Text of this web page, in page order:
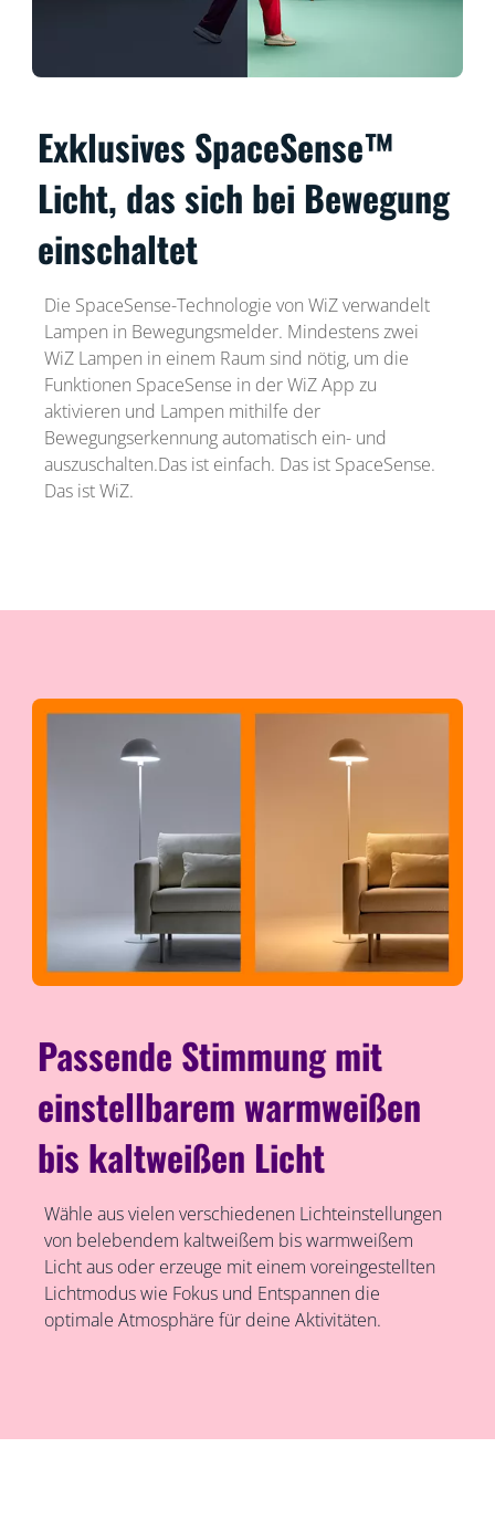
Exklusives SpaceSense™
Licht, das sich bei Bewegung
einschaltet
Die SpaceSense-Technologie von WiZ verwandelt
Lampen in Bewegungsmelder. Mindestens zwei
WiZ Lampen in einem Raum sind nötig, um die
Funktionen SpaceSense in der WiZ App zu
aktivieren und Lampen mithilfe der
Bewegungserkennung automatisch ein- und
auszuschalten.Das ist einfach. Das ist SpaceSense.
Das ist WiZ.
Passende Stimmung mit
einstellbarem warmweißen
bis kaltweißen Licht
Wähle aus vielen verschiedenen Lichteinstellungen
von belebendem kaltweißem bis warmweißem
Licht aus oder erzeuge mit einem voreingestellten
Lichtmodus wie Fokus und Entspannen die
optimale Atmosphäre für deine Aktivitäten.